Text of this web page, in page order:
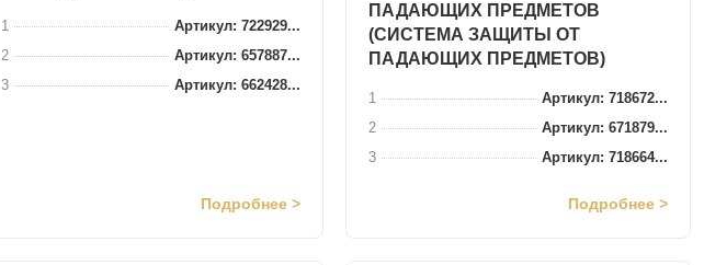
1
Артикул: 722929...
2
Артикул: 657887...
3
Артикул: 662428...
Подробнее >
ПАДАЮЩИХ ПРЕДМЕТОВ
(СИСТЕМА ЗАЩИТЫ ОТ
ПАДАЮЩИХ ПРЕДМЕТОВ)
1
Артикул: 718672...
2
Артикул: 671879...
3
Артикул: 718664...
Подробнее >